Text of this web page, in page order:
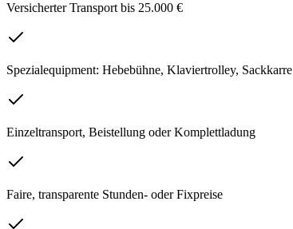
Versicherter Transport bis 25.000 €
Spezialequipment: Hebebühne, Klaviertrolley, Sackkarre
Einzeltransport, Beistellung oder Komplettladung
Faire, transparente Stunden- oder Fixpreise